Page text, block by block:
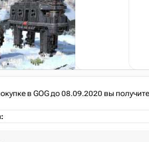
в GOG до 08.09.2020 вы